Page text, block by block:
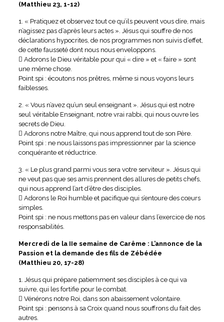
(Matthieu 23, 1-12)
1. « Pratiquez et observez tout ce qu’ils peuvent vous dire, mais
n’agissez pas d’après leurs actes ». Jésus qui souffre de nos
déclarations hypocrites, de nos programmes non suivis d’effet,
de cette fausseté dont nous nous enveloppons.
 Adorons le Dieu véritable pour qui « dire » et « faire » sont
une même chose.
Point spi : écoutons nos prêtres, même si nous voyons leurs
faiblesses.
2. « Vous n’avez qu’un seul enseignant ». Jésus qui est notre
seul véritable Enseignant, notre vrai rabbi, qui nous ouvre les
secrets de Dieu.
 Adorons notre Maître, qui nous apprend tout de son Père.
Point spi : ne nous laissons pas impressionner par la science
conquérante et réductrice.
3. « Le plus grand parmi vous sera votre serviteur ». Jésus qui
ne veut pas que ses amis prennent des allures de petits chefs,
qui nous apprend l’art d’être des disciples.
 Adorons le Roi humble et pacifique qui s’entoure des cœurs
simples.
Point spi : ne nous mettons pas en valeur dans l’exercice de nos
responsabilités.
Mercredi de la IIe semaine de Carême : L’annonce de la
Passion et la demande des fils de Zébédée
(Matthieu 20, 17-28)
1. Jésus qui prépare patiemment ses disciples à ce qui va
suivre, qui les fortifie pour le combat.
 Vénérons notre Roi, dans son abaissement volontaire.
Point spi : pensons à sa Croix quand nous souffrons du fait des
autres.